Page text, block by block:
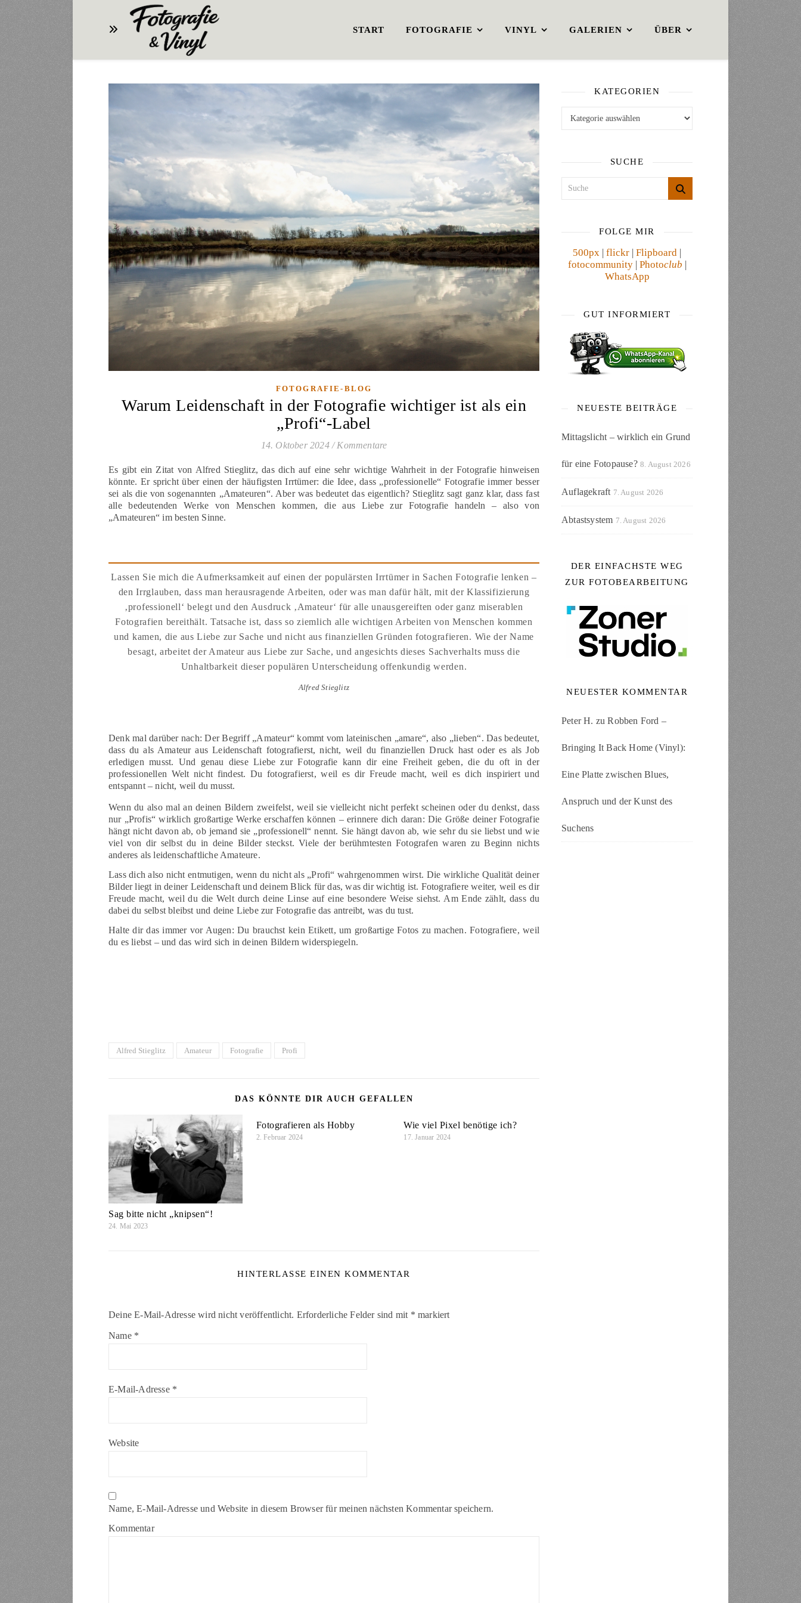
START FOTOGRAFIE VINYL GALERIEN ÜBER
FOTOGRAFIE-BLOG
Warum Leidenschaft in der Fotografie wichtiger ist als ein
„Profi“-Label
14. Oktober 2024 / Kommentare
Es gibt ein Zitat von Alfred Stieglitz, das dich auf eine sehr wichtige Wahrheit in der Fotografie hinweisen
könnte. Er spricht über einen der häufigsten Irrtümer: die Idee, dass „professionelle“ Fotografie immer besser
sei als die von sogenannten „Amateuren“. Aber was bedeutet das eigentlich? Stieglitz sagt ganz klar, dass fast
alle bedeutenden Werke von Menschen kommen, die aus Liebe zur Fotografie handeln – also von
„Amateuren“ im besten Sinne.
Lassen Sie mich die Aufmerksamkeit auf einen der populärsten Irrtümer in Sachen Fotografie lenken –
den Irrglauben, dass man herausragende Arbeiten, oder was man dafür hält, mit der Klassifizierung
‚professionell‘ belegt und den Ausdruck ‚Amateur‘ für alle unausgereiften oder ganz miserablen
Fotografien bereithält. Tatsache ist, dass so ziemlich alle wichtigen Arbeiten von Menschen kommen
und kamen, die aus Liebe zur Sache und nicht aus finanziellen Gründen fotografieren. Wie der Name
besagt, arbeitet der Amateur aus Liebe zur Sache, und angesichts dieses Sachverhalts muss die
Unhaltbarkeit dieser populären Unterscheidung offenkundig werden.
Alfred Stieglitz
Denk mal darüber nach: Der Begriff „Amateur“ kommt vom lateinischen „amare“, also „lieben“. Das bedeutet,
dass du als Amateur aus Leidenschaft fotografierst, nicht, weil du finanziellen Druck hast oder es als Job
erledigen musst. Und genau diese Liebe zur Fotografie kann dir eine Freiheit geben, die du oft in der
professionellen Welt nicht findest. Du fotografierst, weil es dir Freude macht, weil es dich inspiriert und
entspannt – nicht, weil du musst.
Wenn du also mal an deinen Bildern zweifelst, weil sie vielleicht nicht perfekt scheinen oder du denkst, dass
nur „Profis“ wirklich großartige Werke erschaffen können – erinnere dich daran: Die Größe deiner Fotografie
hängt nicht davon ab, ob jemand sie „professionell“ nennt. Sie hängt davon ab, wie sehr du sie liebst und wie
viel von dir selbst du in deine Bilder steckst. Viele der berühmtesten Fotografen waren zu Beginn nichts
anderes als leidenschaftliche Amateure.
Lass dich also nicht entmutigen, wenn du nicht als „Profi“ wahrgenommen wirst. Die wirkliche Qualität deiner
Bilder liegt in deiner Leidenschaft und deinem Blick für das, was dir wichtig ist. Fotografiere weiter, weil es dir
Freude macht, weil du die Welt durch deine Linse auf eine besondere Weise siehst. Am Ende zählt, dass du
dabei du selbst bleibst und deine Liebe zur Fotografie das antreibt, was du tust.
Halte dir das immer vor Augen: Du brauchst kein Etikett, um großartige Fotos zu machen. Fotografiere, weil
du es liebst – und das wird sich in deinen Bildern widerspiegeln.
Alfred Stieglitz Amateur Fotografie Profi
DAS KÖNNTE DIR AUCH GEFALLEN
Sag bitte nicht „knipsen“!
24. Mai 2023
Fotografieren als Hobby
2. Februar 2024
Wie viel Pixel benötige ich?
17. Januar 2024
HINTERLASSE EINEN KOMMENTAR
Deine E-Mail-Adresse wird nicht veröffentlicht. Erforderliche Felder sind mit * markiert
Name *
E-Mail-Adresse *
Website
Name, E-Mail-Adresse und Website in diesem Browser für meinen nächsten Kommentar speichern.
Kommentar
KATEGORIEN
SUCHE
FOLGE MIR
500px | flickr | Flipboard |
fotocommunity| Photoclub |
WhatsApp
GUT INFORMIERT
NEUESTE BEITRÄGE
Mittagslicht – wirklich ein Grund
für eine Fotopause? 8. August 2026
Auflagekraft 7. August 2026
Abtastsystem 7. August 2026
DER EINFACHSTE WEG
ZUR FOTOBEARBEITUNG
NEUESTER KOMMENTAR
Peter H. zuRobben Ford –
Bringing It Back Home (Vinyl):
Eine Platte zwischen Blues,
Anspruch und der Kunst des
Suchens